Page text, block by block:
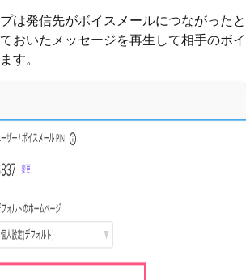
は発信先がボイスメールにつながったと
おいたメッセージを再生して相手のボイ
す。